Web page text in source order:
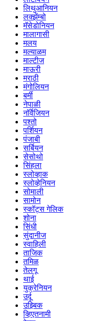
लिथुआनियन
लक्झेंम्बो
मॅसेडोनियन
मालागासी
मलय
मल्याळम
माल्टीज
माऊरी
मराठी
मंगोलियन
बर्मी
नेपाळी
नॉर्वेजियन
पश्तो
पर्शियन
पंजाबी
सर्बियन
सेसोथो
सिंहला
स्लोव्हाक
स्लोव्हेनियन
सोमाली
सामोन
स्कॉट्स गेलिक
शोना
सिंधी
सुंदानीज
स्वाहिली
ताजिक
तमिळ
तेलगू
थाई
युक्रेनियन
उर्दू
उझ्बिक
व्हिएतनामी